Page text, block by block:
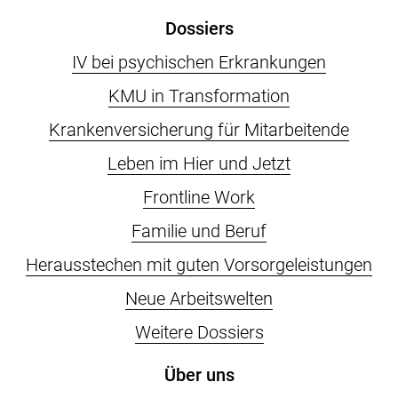
Dossiers
IV bei psychischen Erkrankungen
KMU in Transformation
Krankenversicherung für Mitarbeitende
Leben im Hier und Jetzt
Frontline Work
Familie und Beruf
Herausstechen mit guten Vorsorgeleistungen
Neue Arbeitswelten
Weitere Dossiers
Über uns